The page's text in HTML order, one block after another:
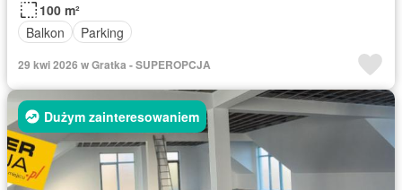
100 m²
Balkon
Parking
29 kwi 2026 w Gratka - SUPEROPCJA
Dużym zainteresowaniem